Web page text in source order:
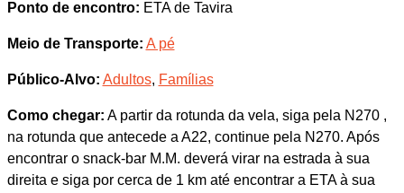
Ponto de encontro: ETA de Tavira
Meio de Transporte: A pé
Público-Alvo: Adultos, Famílias
Como chegar: A partir da rotunda da vela, siga pela N270 ,
na rotunda que antecede a A22, continue pela N270. Após
encontrar o snack-bar M.M. deverá virar na estrada à sua
direita e siga por cerca de 1 km até encontrar a ETA à sua